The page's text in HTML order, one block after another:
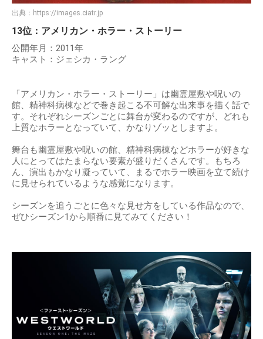
出典： https://images.ciatr.jp
13位：アメリカン・ホラー・ストーリー
公開年月：2011年
キャスト：ジェシカ・ラング
「アメリカン・ホラー・ストーリー」は幽霊屋敷や呪いの
館、精神科病棟などで巻き起こる不可解な出来事を描く話で
す。それぞれシーズンごとに舞台が変わるのですが、どれも
上質なホラーとなっていて、かなりゾッとしますよ。
舞台も幽霊屋敷や呪いの館、精神科病棟などホラーが好きな
人にとってはたまらない要素が盛りだくさんです。もちろ
ん、演出もかなり凝っていて、まるでホラー映画を立て続け
に見せられているような感覚になります。
シーズンを追うごとに色々な見せ方をしている作品なので、
ぜひシーズン1から順番に見てみてください！